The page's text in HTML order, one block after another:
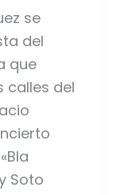
se
del
que
calles del
Soto